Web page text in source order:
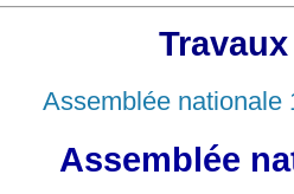
Assemblée nationale
Assemblée